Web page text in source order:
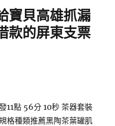
寶貝高雄抓漏
款的屏東支票
11點 56分 10秒 茶器套裝
格種類推薦黑陶茶葉罐肌